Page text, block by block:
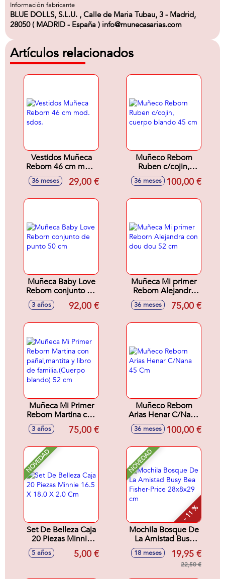
Información fabricante
BLUE DOLLS, S.L.U. , Calle de Maria Tubau, 3 - Madrid,
28050 ( MADRID - España ) info@munecasarias.com
Artículos relacionados
Vestidos Muñeca
Reborn 46 cm mod.
sdos.
36 meses 29,00 €
Muñeco Reborn
Ruben c/cojin,
cuerpo blando 45
cm
36 meses 100,00 €
Muñeca Baby Love
Reborn conjunto de
punto 50 cm
3 años 92,00 €
Muñeca Mi primer
Reborn Alejandra
con dou dou 52 cm
36 meses 75,00 €
Muñeca Mi Primer
Reborn Martina con
pañal,mantita y
libro de familia.
cm
3 años 75,00 €
Muñeco Reborn
Arias Henar C/Nana
45 Cm
36 meses 100,00 €
NOVEDAD
Set De Belleza Caja
20 Piezas Minnie
16.5 X 18.0 X 2.0
5 años 5,00 €
NOVEDAD
- 11 %
Mochila Bosque De
La Amistad Busy
Bea Fisher-Price
28x8x29 cm
18 meses 19,95 €
22,50 €